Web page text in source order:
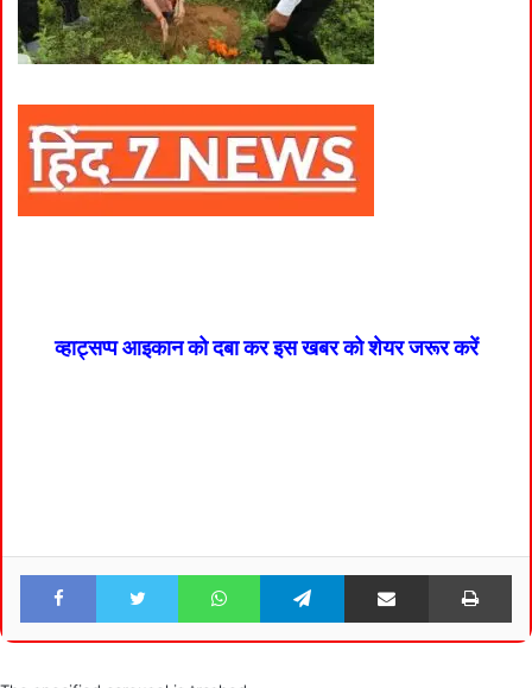
व्हाट्सप्प आइकान को दबा कर इस खबर को शेयर जरूर करें
Facebook Twitter WhatsApp Telegram Share via Email